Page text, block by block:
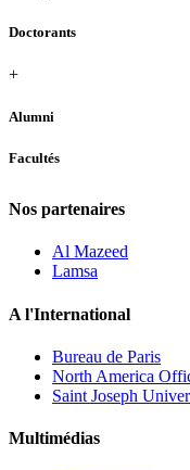
Doctorants
+
Alumni
Facultés
Nos partenaires
Al Mazeed
Lamsa
A l'International
Bureau de Paris
North America
Saint Joseph
Multimédias